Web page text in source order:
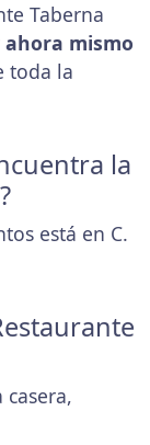
Taberna
ahora mismo
toda la
la
está en C.